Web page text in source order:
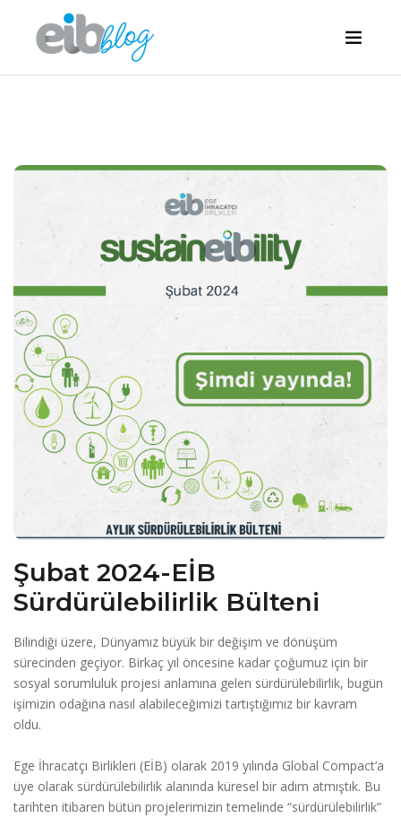
Şubat 2024-EİB
Sürdürülebilirlik Bülteni
Bilindiği üzere, Dünyamız büyük bir değişim ve dönüşüm
sürecinden geçiyor. Birkaç yıl öncesine kadar çoğumuz için bir
sosyal sorumluluk projesi anlamına gelen sürdürülebilirlik, bugün
işimizin odağına nasıl alabileceğimizi tartıştığımız bir kavram
oldu.
Ege İhracatçı Birlikleri (EİB) olarak 2019 yılında Global Compact’a
üye olarak sürdürülebilirlik alanında küresel bir adım atmıştık. Bu
tarihten itibaren bütün projelerimizin temelinde “sürdürülebilirlik”